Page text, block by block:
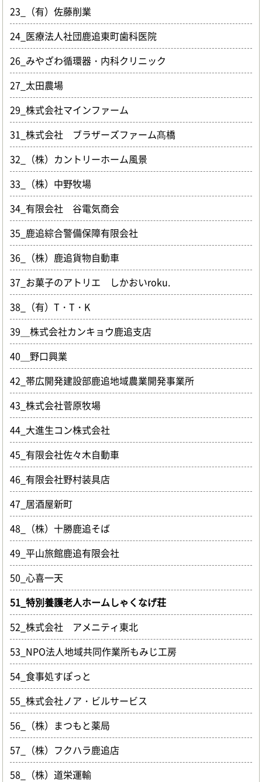
23_（有）佐藤削業
24_医療法人社団鹿追東町歯科医院
26_みやざわ循環器・内科クリニック
27_太田農場
29_株式会社マインファーム
31_株式会社 ブラザーズファーム髙橋
32_（株）カントリーホーム風景
33_（株）中野牧場
34_有限会社 谷電気商会
35_鹿追綜合警備保障有限会社
36_（株）鹿追貨物自動車
37_お菓子のアトリエ しかおいroku.
38_（有）T・T・K
39＿株式会社カンキョウ鹿追支店
40＿野口興業
42_帯広開発建設部鹿追地域農業開発事業所
43_株式会社菅原牧場
44_大進生コン株式会社
45_有限会社佐々木自動車
46_有限会社野村装具店
47_居酒屋新町
48_（株）十勝鹿追そば
49_平山旅館鹿追有限会社
50_心喜一天
51_特別養護老人ホームしゃくなげ荘
52_株式会社 アメニティ東北
53_NPO法人地域共同作業所もみじ工房
54_食事処すぽっと
55_株式会社ノア・ビルサービス
56_（株）まつもと薬局
57_（株）フクハラ鹿追店
58_（株）道栄運輸